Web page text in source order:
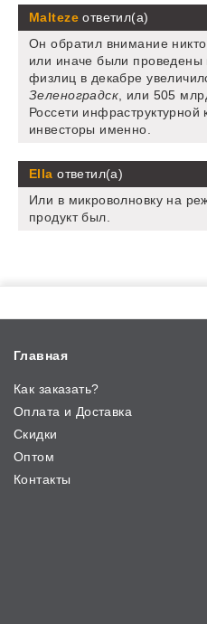
Maltezeответил(а)
Он обратил внимание
или иначе были проведены
физлиц в декабре
Зеленоградск, или 505
Россети
инвесторы именно.
Ella ответил(а)
Или в микроволновку на
продукт был.
Главная
Как заказать?
Оплата и Доставка
Скидки
Оптом
Контакты